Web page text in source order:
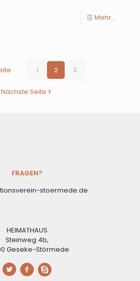
Mehr...
1 2 3
Nächste Seite
FRAGEN?
stoermede.de
HEIMATHAUS
Steinweg 4b,
Geseke-Störmede